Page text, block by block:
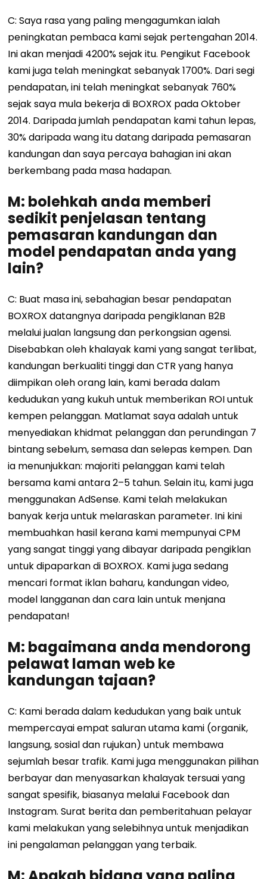
C: Saya rasa yang paling mengagumkan ialah
peningkatan pembaca kami sejak pertengahan 2014.
Ini akan menjadi 4200% sejak itu. Pengikut Facebook
kami juga telah meningkat sebanyak 1700%. Dari segi
pendapatan, ini telah meningkat sebanyak 760%
sejak saya mula bekerja di BOXROX pada Oktober
2014. Daripada jumlah pendapatan kami tahun lepas,
30% daripada wang itu datang daripada pemasaran
kandungan dan saya percaya bahagian ini akan
berkembang pada masa hadapan.
M: bolehkah anda memberi
sedikit penjelasan tentang
pemasaran kandungan dan
model pendapatan anda yang
lain?
C: Buat masa ini, sebahagian besar pendapatan
BOXROX datangnya daripada pengiklanan B2B
melalui jualan langsung dan perkongsian agensi.
Disebabkan oleh khalayak kami yang sangat terlibat,
kandungan berkualiti tinggi dan CTR yang hanya
diimpikan oleh orang lain, kami berada dalam
kedudukan yang kukuh untuk memberikan ROI untuk
kempen pelanggan. Matlamat saya adalah untuk
menyediakan khidmat pelanggan dan perundingan 7
bintang sebelum, semasa dan selepas kempen. Dan
ia menunjukkan: majoriti pelanggan kami telah
bersama kami antara 2–5 tahun. Selain itu, kami juga
menggunakan AdSense. Kami telah melakukan
banyak kerja untuk melaraskan parameter. Ini kini
membuahkan hasil kerana kami mempunyai CPM
yang sangat tinggi yang dibayar daripada pengiklan
untuk dipaparkan di BOXROX. Kami juga sedang
mencari format iklan baharu, kandungan video,
model langganan dan cara lain untuk menjana
pendapatan!
M: bagaimana anda mendorong
pelawat laman web ke
kandungan tajaan?
C: Kami berada dalam kedudukan yang baik untuk
mempercayai empat saluran utama kami (organik,
langsung, sosial dan rujukan) untuk membawa
sejumlah besar trafik. Kami juga menggunakan pilihan
berbayar dan menyasarkan khalayak tersuai yang
sangat spesifik, biasanya melalui Facebook dan
Instagram. Surat berita dan pemberitahuan pelayar
kami melakukan yang selebihnya untuk menjadikan
ini pengalaman pelanggan yang terbaik.